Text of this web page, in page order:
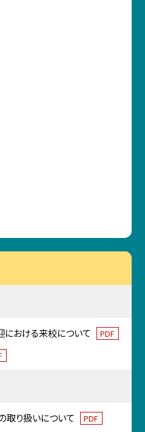
おける来校について PDF
取り扱いについて PDF